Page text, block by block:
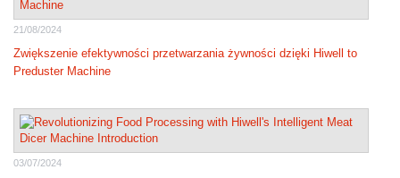
21/08/2024
Zwiększenie efektywności przetwarzania żywności dzięki Hiwell to
Preduster Machine
03/07/2024